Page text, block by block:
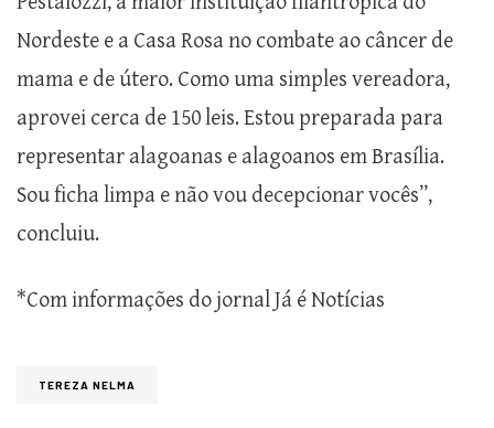
Nordeste e a Casa Rosa no combate ao câncer de
mama e de útero. Como uma simples vereadora,
aprovei cerca de 150 leis. Estou preparada para
representar alagoanas e alagoanos em Brasília.
Sou ficha limpa e não vou decepcionar vocês”,
concluiu.
*Com informações do jornal Já é Notícias
TEREZA NELMA